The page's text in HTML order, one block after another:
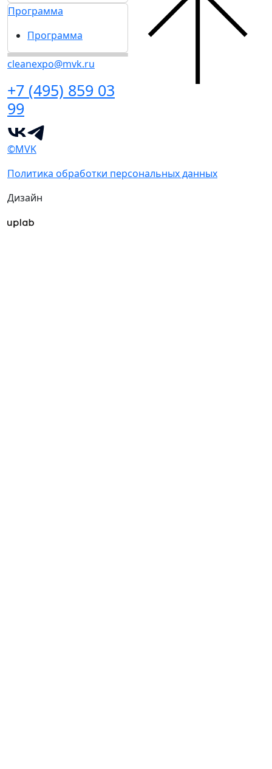
Программа
Программа
cleanexpo@mvk.ru
+7 (495) 859 03
99
©MVK
Политика обработки персональных данных
Дизайн